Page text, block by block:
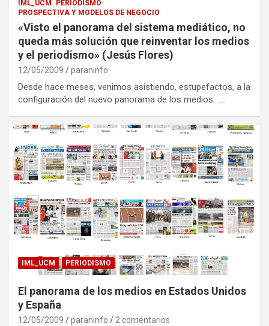
IML_UCM
PERIODISMO
PROSPECTIVA Y MODELOS DE NEGOCIO
«Visto el panorama del sistema mediático, no
queda más solución que reinventar los medios
y el periodismo» (Jesús Flores)
12/05/2009 paraninfo
Desde hace meses, venimos asistiendo, estupefactos, a la
configuración del nuevo panorama de los medios. …
IML_UCM PERIODISMO
El panorama de los medios en Estados Unidos
y España
12/05/2009 paraninfo 2 comentarios